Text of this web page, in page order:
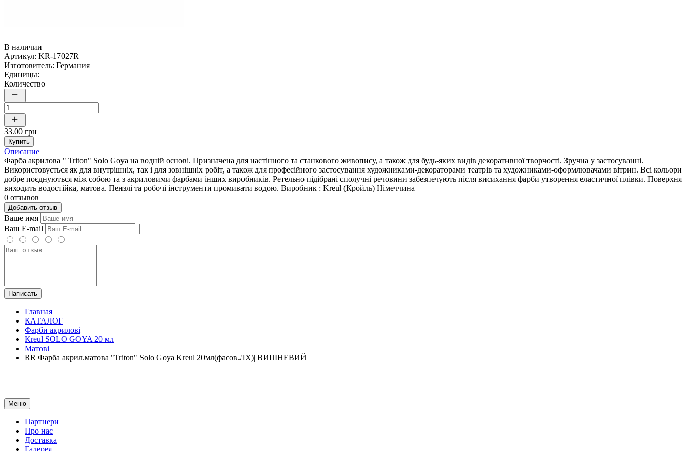
В наличии
Артикул: KR-17027R
Изготовитель: Германия
Единицы:
Количество
33.00 грн
Купить
Описание
Фарба акрилова " Triton" Solo Goya на водній основі. Призначена для настінного та станкового живопису, а також для будь-яких видів декоративної творчості. Зручна у застосуванні.
Використовується як для внутрішніх, так і для зовнішніх робіт, а також для професійного застосування художниками-декораторами театрів та художниками-оформлювачами вітрин. Всі кольори
добре поєднуються між собою та з акриловими фарбами інших виробників. Ретельно підібрані сполучні речовини забезпечують після висихання фарби утворення еластичної плівки. Поверхня
виходить водостійка, матова. Пензлі та робочі інструменти промивати водою. Виробник : Kreul (Кройль) Німеччина
0 отзывов
Добавить отзыв
Ваше имя
Ваш E-mail
Написать
Главная
КАТАЛОГ
Фарби акрилові
Kreul SOLO GOYA 20 мл
Матові
RR Фарба акрил.матова "Triton" Solo Goya Kreul 20мл(фасов.ЛХ)| ВИШНЕВИЙ
Меню
Партнери
Про нас
Доставка
Галерея